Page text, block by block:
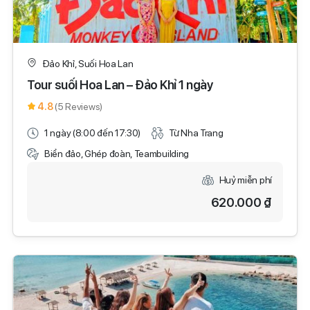
Đảo Khỉ, Suối Hoa Lan
Tour suối Hoa Lan – Đảo Khỉ 1 ngày
4.8(5 Reviews)
1 ngày (8:00 đến 17:30)
Từ Nha Trang
Biển đảo, Ghép đoàn, Teambuilding
Huỷ miễn phí
620.000 ₫